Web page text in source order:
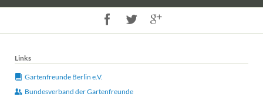
Links
Gartenfreunde Berlin e.V.
Bundesverband der Gartenfreunde